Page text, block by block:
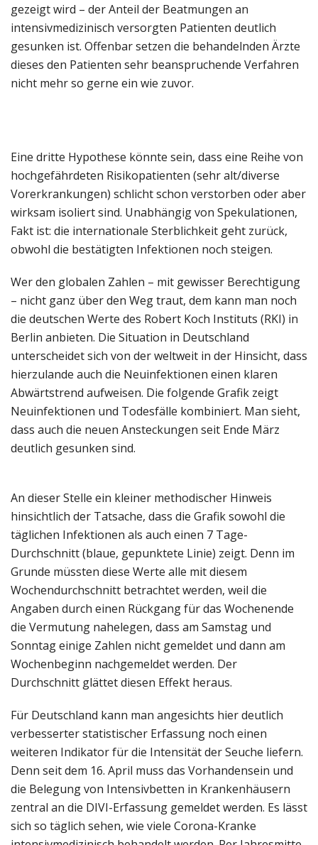
gezeigt wird – der Anteil der Beatmungen an
intensivmedizinisch versorgten Patienten deutlich
gesunken ist. Offenbar setzen die behandelnden Ärzte
dieses den Patienten sehr beanspruchende Verfahren
nicht mehr so gerne ein wie zuvor.
Eine dritte Hypothese könnte sein, dass eine Reihe von
hochgefährdeten Risikopatienten (sehr alt/diverse
Vorerkrankungen) schlicht schon verstorben oder aber
wirksam isoliert sind. Unabhängig von Spekulationen,
Fakt ist: die internationale Sterblichkeit geht zurück,
obwohl die bestätigten Infektionen noch steigen.
Wer den globalen Zahlen – mit gewisser Berechtigung
– nicht ganz über den Weg traut, dem kann man noch
die deutschen Werte des Robert Koch Instituts (RKI) in
Berlin anbieten. Die Situation in Deutschland
unterscheidet sich von der weltweit in der Hinsicht, dass
hierzulande auch die Neuinfektionen einen klaren
Abwärtstrend aufweisen. Die folgende Grafik zeigt
Neuinfektionen und Todesfälle kombiniert. Man sieht,
dass auch die neuen Ansteckungen seit Ende März
deutlich gesunken sind.
An dieser Stelle ein kleiner methodischer Hinweis
hinsichtlich der Tatsache, dass die Grafik sowohl die
täglichen Infektionen als auch einen 7 Tage-
Durchschnitt (blaue, gepunktete Linie) zeigt. Denn im
Grunde müssten diese Werte alle mit diesem
Wochendurchschnitt betrachtet werden, weil die
Angaben durch einen Rückgang für das Wochenende
die Vermutung nahelegen, dass am Samstag und
Sonntag einige Zahlen nicht gemeldet und dann am
Wochenbeginn nachgemeldet werden. Der
Durchschnitt glättet diesen Effekt heraus.
Für Deutschland kann man angesichts hier deutlich
verbesserter statistischer Erfassung noch einen
weiteren Indikator für die Intensität der Seuche liefern.
Denn seit dem 16. April muss das Vorhandensein und
die Belegung von Intensivbetten in Krankenhäusern
zentral an die DIVI-Erfassung gemeldet werden. Es lässt
sich so täglich sehen, wie viele Corona-Kranke